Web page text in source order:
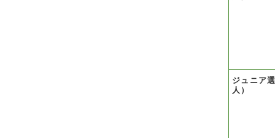
ジュニア
人）